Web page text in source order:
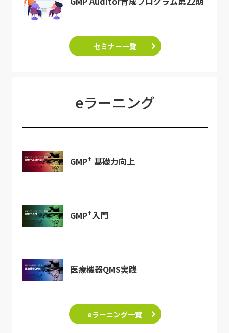
セミナー一覧
eラーニング
GMP+ 基礎力向上
GMP+入門
医療機器QMS実践
eラーニング一覧